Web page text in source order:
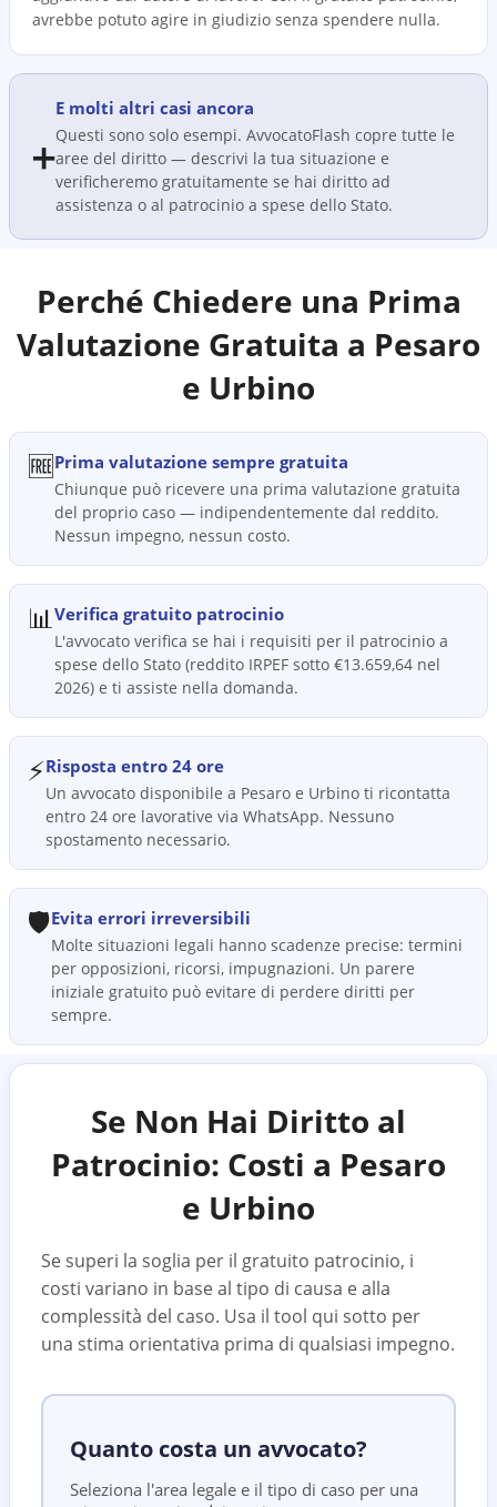
avrebbe potuto agire in giudizio senza spendere nulla.
➕
E molti altri casi ancora
Questi sono solo esempi. AvvocatoFlash copre tutte le
aree del diritto — descrivi la tua situazione e
verificheremo gratuitamente se hai diritto ad
assistenza o al patrocinio a spese dello Stato.
Perché Chiedere una Prima
Valutazione Gratuita a Pesaro
e Urbino
🆓Prima valutazione sempre gratuita
Chiunque può ricevere una prima valutazione gratuita
del proprio caso — indipendentemente dal reddito.
Nessun impegno, nessun costo.
📊Verifica gratuito patrocinio
L'avvocato verifica se hai i requisiti per il patrocinio a
spese dello Stato (reddito IRPEF sotto €13.659,64 nel
2026) e ti assiste nella domanda.
⚡Risposta entro 24 ore
Un avvocato disponibile a Pesaro e Urbino ti ricontatta
entro 24 ore lavorative via WhatsApp. Nessuno
spostamento necessario.
🛡️Evita errori irreversibili
Molte situazioni legali hanno scadenze precise: termini
per opposizioni, ricorsi, impugnazioni. Un parere
iniziale gratuito può evitare di perdere diritti per
sempre.
Se Non Hai Diritto al
Patrocinio: Costi a Pesaro
e Urbino
Se superi la soglia per il gratuito patrocinio, i
costi variano in base al tipo di causa e alla
complessità del caso. Usa il tool qui sotto per
una stima orientativa prima di qualsiasi impegno.
Quanto costa un avvocato?
Seleziona l'area legale e il tipo di caso per una